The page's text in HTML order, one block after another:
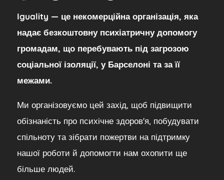
Iguality — це некомерційна організація, яка
надає безкоштовну психіатричну допомогу
громадам, що перебувають під загрозою
соціальної ізоляції, у Барселоні та за її
межами.
Ми організовуємо цей захід, щоб підвищити
обізнаність про психічне здоров'я, побудувати
спільноту та зібрати пожертви на підтримку
нашої роботи й допомогти нам охопити ще
більше людей.